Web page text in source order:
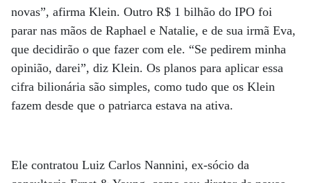
novas”, afirma Klein. Outro R$ 1 bilhão do IPO foi
parar nas mãos de Raphael e Natalie, e de sua irmã Eva,
que decidirão o que fazer com ele. “Se pedirem minha
opinião, darei”, diz Klein. Os planos para aplicar essa
cifra bilionária são simples, como tudo que os Klein
fazem desde que o patriarca estava na ativa.
Ele contratou Luiz Carlos Nannini, ex-sócio da